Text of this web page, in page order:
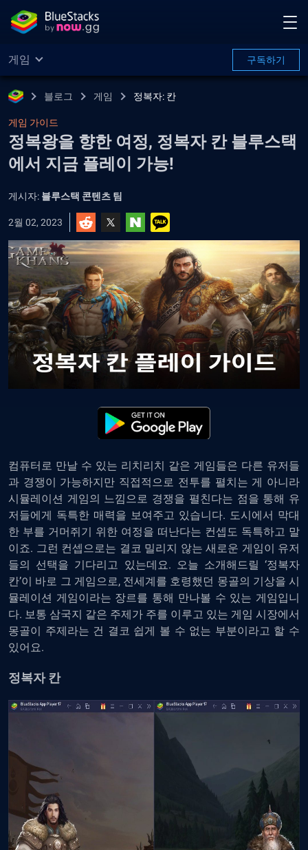
게임 구독하기
블로그 게임 정복자: 칸
게임 가이드
정복왕을 향한 여정, 정복자 칸 블루스택
에서 지금 플레이 가능!
게시자: 블루스택 콘텐츠 팀
2월 02, 2023
컴퓨터로 만날 수 있는 리치리치 같은 게임들은 다른 유저들
과 경쟁이 가능하지만 직접적으로 전투를 펼치는 게 아니라
시뮬레이션 게임의 느낌으로 경쟁을 펼친다는 점을 통해 유
저들에게 독특한 매력을 보여주고 있습니다. 도시에서 막대
한 부를 거머쥐기 위한 여정을 떠난다는 컨셉도 독특하고 말
이죠. 그런 컨셉으로는 결코 밀리지 않는 새로운 게임이 유저
들의 선택을 기다리고 있는데요. 오늘 소개해드릴 ‘정복자
칸’이 바로 그 게임으로, 전세계를 호령했던 몽골의 기상을 시
뮬레이션 게임이라는 장르를 통해 만나볼 수 있는 게임입니
다. 보통 삼국지 같은 주제가 주를 이루고 있는 게임 시장에서
몽골이 주제라는 건 결코 쉽게 볼 수 없는 부분이라고 할 수
있어요.
정복자 칸